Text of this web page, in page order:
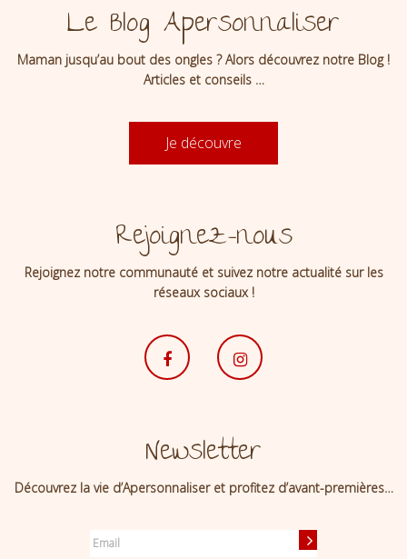
Le Blog Apersonnaliser
Maman jusqu’au bout des ongles ? Alors découvrez notre Blog !
Articles et conseils …
Je découvre
Rejoignez-nous
Rejoignez notre communauté et suivez notre actualité sur les
réseaux sociaux !
Newsletter
Découvrez la vie d’Apersonnaliser et profitez d’avant-premières…